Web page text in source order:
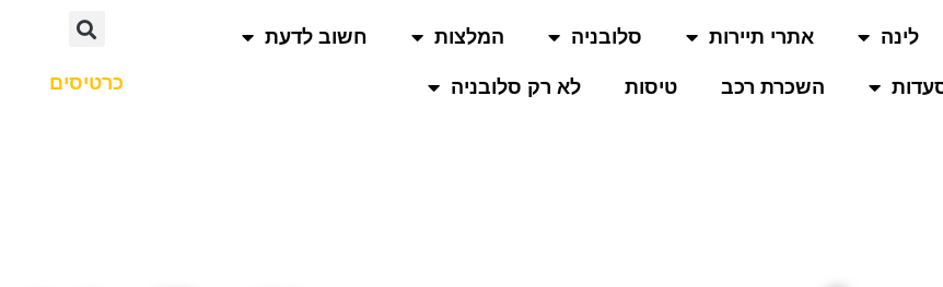
לינה אתרי תיירות סלובניה המלצות חשוב לדעת
השכרת רכב טיסות לא רק סלובניה כרטיסים